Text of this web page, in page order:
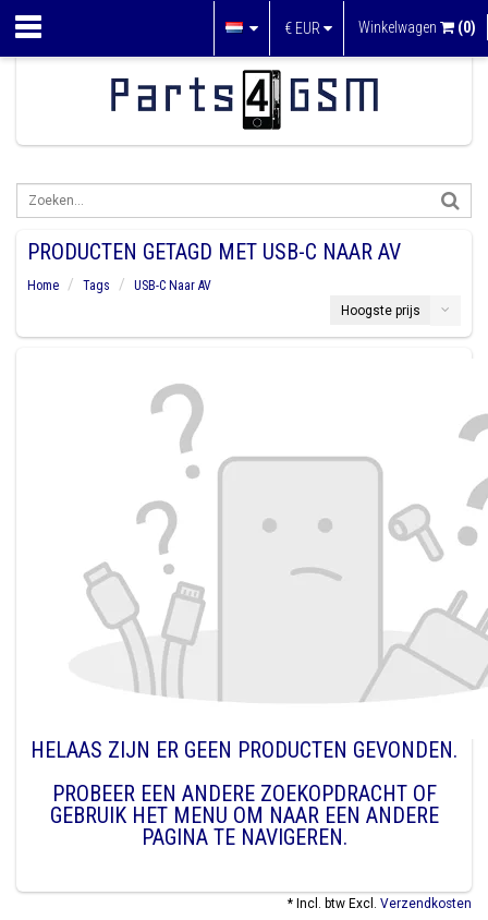
€ EUR Winkelwagen (0)
PRODUCTEN GETAGD MET USB-C NAAR AV
Home Tags
USB-C Naar AV
Hoogste prijs
HELAAS ZIJN ER GEEN PRODUCTEN GEVONDEN.
PROBEER EEN ANDERE ZOEKOPDRACHT OF
GEBRUIK HET MENU OM NAAR EEN ANDERE
PAGINA TE NAVIGEREN.
* Incl. btw Excl. Verzendkosten